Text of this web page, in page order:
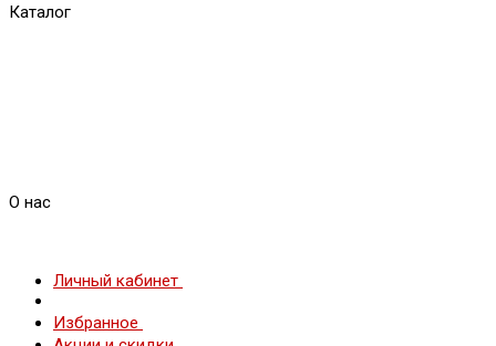
Каталог
О нас
Личный кабинет
Избранное